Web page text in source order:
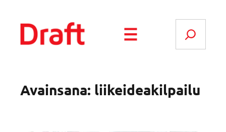
sisältöön
Avainsana: liikeideakilpailu